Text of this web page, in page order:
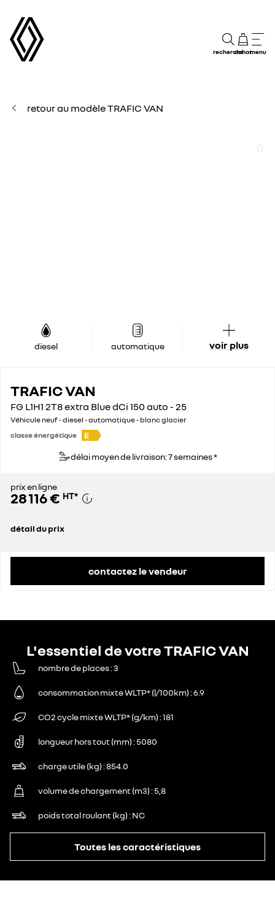
rechercheachatmenu
retour au modèle TRAFIC VAN
diesel automatique voir plus
TRAFIC VAN
FG L1H1 2T8 extra Blue dCi 150 auto - 25
Véhicule neuf - diesel - automatique - blanc glacier
classe énergétique
E
délai moyen de livraison: 7 semaines *
prix en ligne
28 116 € HT*
détail du prix
contactez le vendeur
L'essentiel de votre TRAFIC VAN
nombre de places 3
consommation mixte WLTP* (l/100km) 6.9
CO2 cycle mixte WLTP* (g/km) 181
longueur hors tout (mm) 5080
charge utile (kg) 854.0
volume de chargement (m3) 5,8
poids total roulant (kg) NC
Toutes les caractéristiques